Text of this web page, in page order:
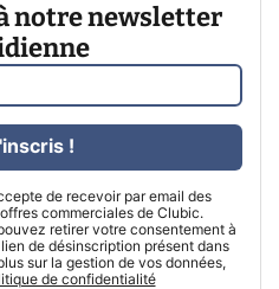
notre newsletter
de recevoir par email des
commerciales de Clubic.
retirer votre consentement à
de désinscription présent dans
sur la gestion de vos données,
de confidentialité
!